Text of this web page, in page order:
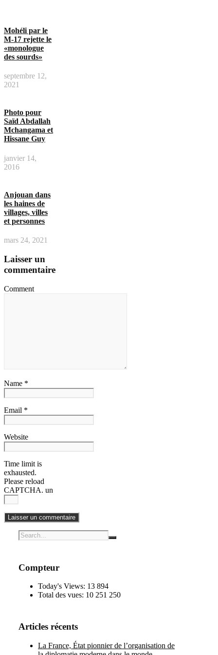
Mohéli par le
M-17 rejette le
«monologue
des sourds»
septembre 12,
2021
Photo pour
Saïd Abdallah
Mchangama et
Hissane Guy
janvier 14,
2016
Anjouan dans
les haines de
villages, villes
et personnes
mars 24, 2021
Laisser un
commentaire
Comment
Name *
Email *
Website
Time limit is
exhausted.
Please reload
CAPTCHA. un
Compteur
Today's Views: 13 894
Total des vues: 10 251 250
Articles récents
La France, État pionnier de l’organisation de